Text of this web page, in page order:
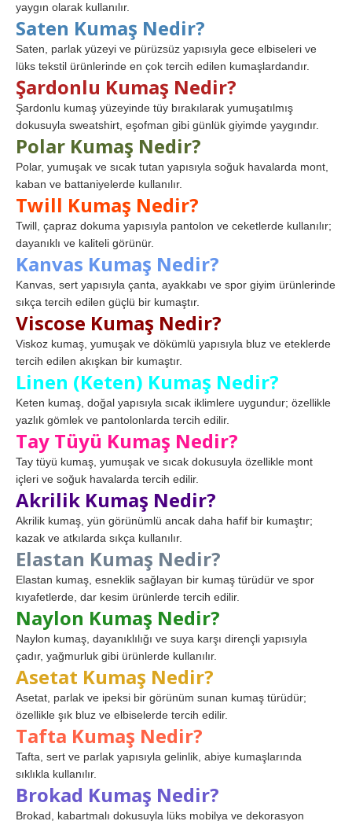
yaygın olarak kullanılır.
Saten Kumaş Nedir?
Saten, parlak yüzeyi ve pürüzsüz yapısıyla gece elbiseleri ve
lüks tekstil ürünlerinde en çok tercih edilen kumaşlardandır.
Şardonlu Kumaş Nedir?
Şardonlu kumaş yüzeyinde tüy bırakılarak yumuşatılmış
dokusuyla sweatshirt, eşofman gibi günlük giyimde yaygındır.
Polar Kumaş Nedir?
Polar, yumuşak ve sıcak tutan yapısıyla soğuk havalarda mont,
kaban ve battaniyelerde kullanılır.
Twill Kumaş Nedir?
Twill, çapraz dokuma yapısıyla pantolon ve ceketlerde kullanılır;
dayanıklı ve kaliteli görünür.
Kanvas Kumaş Nedir?
Kanvas, sert yapısıyla çanta, ayakkabı ve spor giyim ürünlerinde
sıkça tercih edilen güçlü bir kumaştır.
Viscose Kumaş Nedir?
Viskoz kumaş, yumuşak ve dökümlü yapısıyla bluz ve eteklerde
tercih edilen akışkan bir kumaştır.
Linen (Keten) Kumaş Nedir?
Keten kumaş, doğal yapısıyla sıcak iklimlere uygundur; özellikle
yazlık gömlek ve pantolonlarda tercih edilir.
Tay Tüyü Kumaş Nedir?
Tay tüyü kumaş, yumuşak ve sıcak dokusuyla özellikle mont
içleri ve soğuk havalarda tercih edilir.
Akrilik Kumaş Nedir?
Akrilik kumaş, yün görünümlü ancak daha hafif bir kumaştır;
kazak ve atkılarda sıkça kullanılır.
Elastan Kumaş Nedir?
Elastan kumaş, esneklik sağlayan bir kumaş türüdür ve spor
kıyafetlerde, dar kesim ürünlerde tercih edilir.
Naylon Kumaş Nedir?
Naylon kumaş, dayanıklılığı ve suya karşı dirençli yapısıyla
çadır, yağmurluk gibi ürünlerde kullanılır.
Asetat Kumaş Nedir?
Asetat, parlak ve ipeksi bir görünüm sunan kumaş türüdür;
özellikle şık bluz ve elbiselerde tercih edilir.
Tafta Kumaş Nedir?
Tafta, sert ve parlak yapısıyla gelinlik, abiye kumaşlarında
sıklıkla kullanılır.
Brokad Kumaş Nedir?
Brokad, kabartmalı dokusuyla lüks mobilya ve dekorasyon